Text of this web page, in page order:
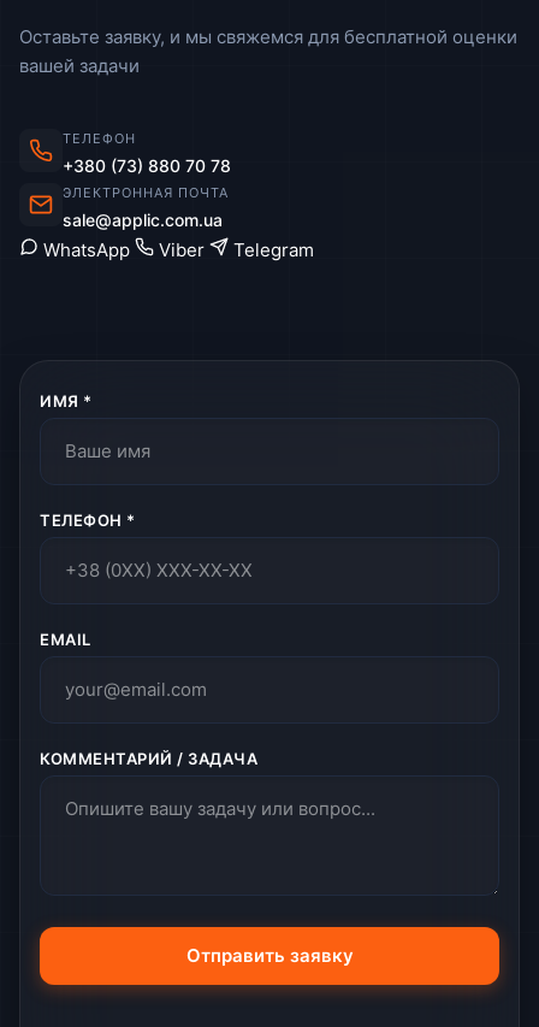
Оставьте заявку, и мы свяжемся для бесплатной оценки
вашей задачи
ТЕЛЕФОН
+380 (73) 880 70 78
ЭЛЕКТРОННАЯ ПОЧТА
sale@applic.com.ua
WhatsApp Viber Telegram
ИМЯ *
ТЕЛЕФОН *
EMAIL
КОММЕНТАРИЙ / ЗАДАЧА